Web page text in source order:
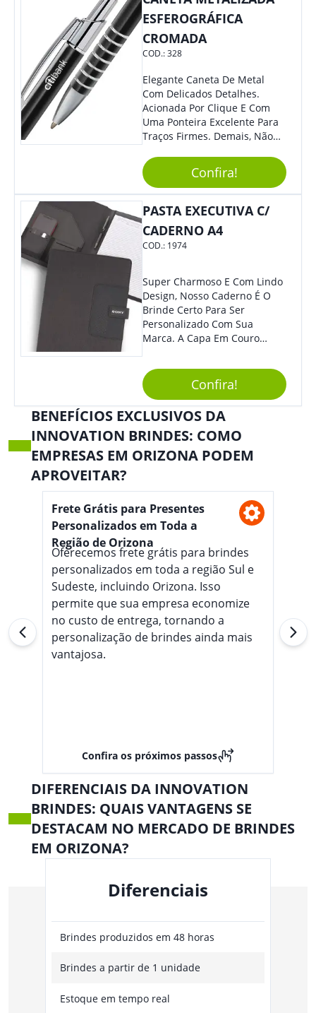
ESFEROGRÁFICA
CROMADA
COD.:328
Elegante Caneta De Metal
Com Delicados Detalhes.
Acionada Por Clique E Com
Uma Ponteira Excelente Para
Traços Firmes. Demais, Não
Confira!
PASTA EXECUTIVA C/
CADERNO A4
COD.: 1974
Super Charmoso E Com Lindo
Design, Nosso Caderno É O
Brinde Certo Para Ser
Personalizado Com Sua
Marca. A Capa Em Couro
Elástico Permite Maior
Segurança Ao Carregá-Lo.
Ofereça A Seus Clientes E
Colaboradores, Sem Dúvidas
Eles Irão Adorar.
Confira!
BENEFÍCIOS EXCLUSIVOS DA
INNOVATION BRINDES: COMO
EMPRESAS EM ORIZONA PODEM
APROVEITAR?
Frete Grátis para Presentes
Personalizados em Toda a
Região de Orizona
Oferecemos frete grátis para brindes
personalizados em toda a região Sul e
Sudeste, incluindo Orizona. Isso
permite que sua empresa economize
no custo de entrega, tornando a
personalização de brindes ainda mais
vantajosa.
Confira os próximos passos
DIFERENCIAIS DA INNOVATION
BRINDES: QUAIS VANTAGENS SE
DESTACAM NO MERCADO DE BRINDES
EM ORIZONA?
Diferenciais
Brindes produzidos em 48 horas
Brindes a partir de 1 unidade
Estoque em tempo real